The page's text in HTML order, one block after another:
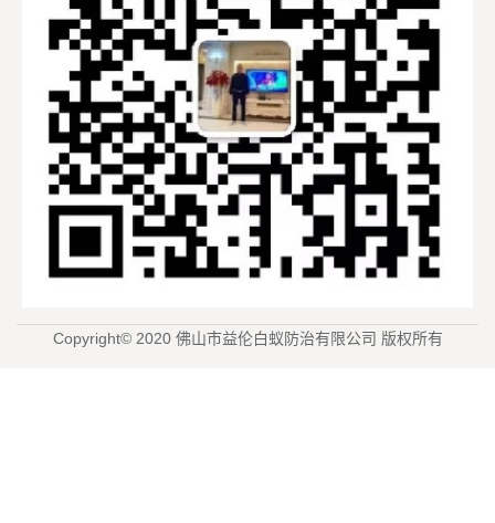
Copyright© 2020 佛山市益伦白蚁防治有限公司 版权所有